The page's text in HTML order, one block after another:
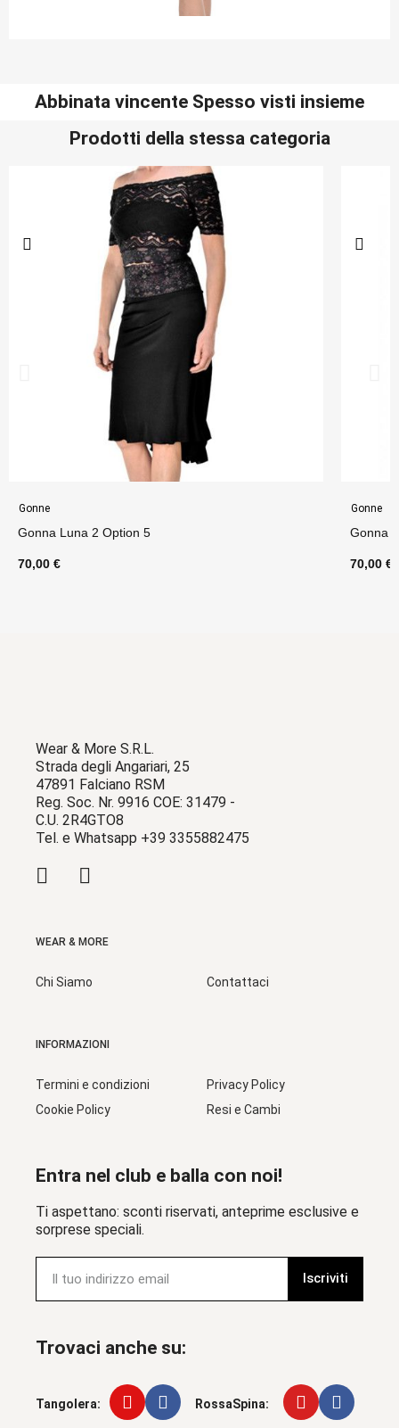
Abbinata vincente Spesso visti insieme
Prodotti della stessa categoria
Gonne
Gonna Luna 2 Option 5
70,00 €
Gonne
Gonna
70,00 €
Wear & More S.R.L.
Strada degli Angariari, 25
47891 Falciano RSM
Reg. Soc. Nr. 9916 COE: 31479 -
C.U. 2R4GTO8
Tel. e Whatsapp +39 3355882475
WEAR & MORE
Chi Siamo Contattaci
INFORMAZIONI
Termini e condizioni
Cookie Policy
Privacy Policy
Resi e Cambi
Entra nel club e balla con noi!
Ti aspettano: sconti riservati, anteprime esclusive e
sorprese speciali.
Iscriviti
Trovaci anche su:
Tangolera: RossaSpina: